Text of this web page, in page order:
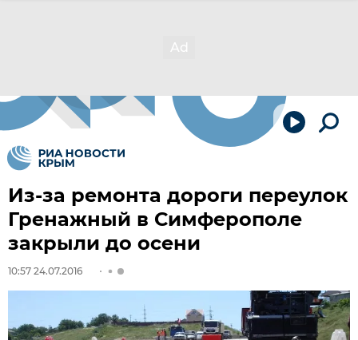
Из-за ремонта дороги переулок
Гренажный в Симферополе
закрыли до осени
10:57 24.07.2016